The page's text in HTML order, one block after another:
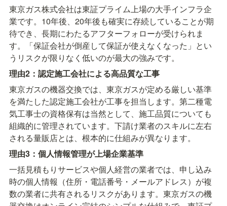
東京ガス株式会社は東証プライム上場の大手インフラ企
業です。10年後、20年後も確実に存続していることが期
待でき、長期にわたるアフターフォローが受けられま
す。「保証会社が倒産して保証が使えなくなった」とい
うリスクが限りなく低いのが最大の強みです。
理由2：認定施工会社による高品質な工事
東京ガスの機器交換では、東京ガスが定める厳しい基準
を満たした認定施工会社が工事を担当します。第二種電
気工事士の資格保有は当然として、施工品質についても
組織的に管理されています。下請け業者のスキルに左右
される量販店とは、根本的に仕組みが異なります。
理由3：個人情報管理が上場企業基準
一括見積もりサービスや個人経営の業者では、申し込み
時の個人情報（住所・電話番号・メールアドレス）が複
数の業者に共有されるリスクがあります。東京ガスの機